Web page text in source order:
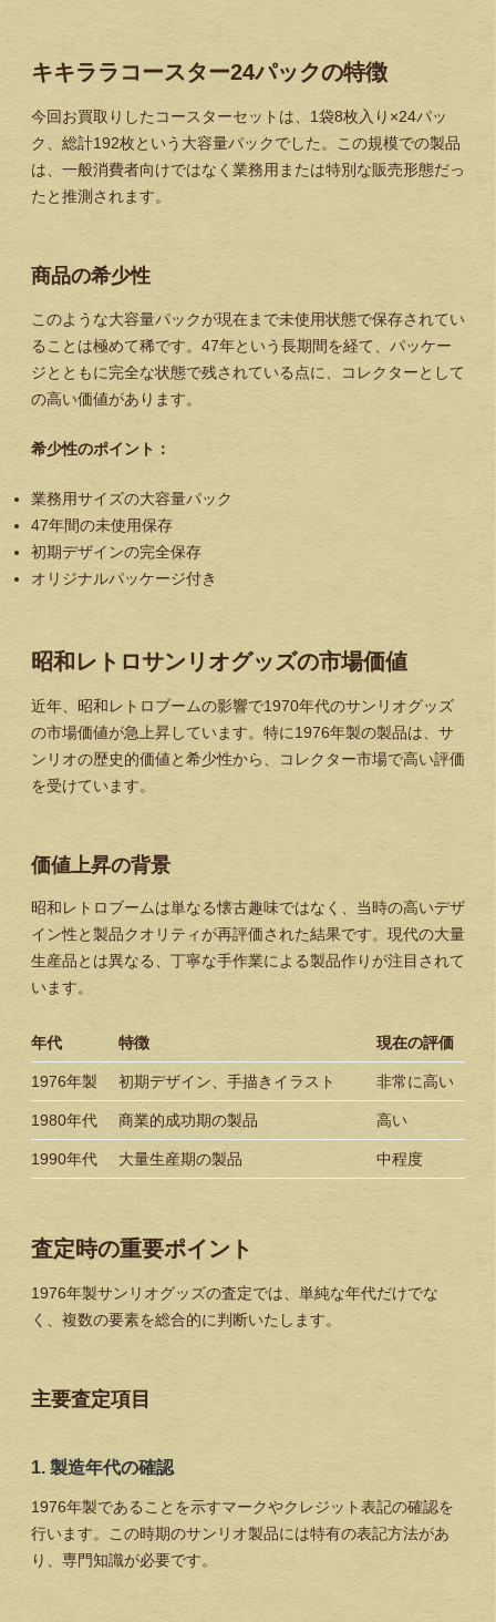
キキララコースター24パックの特徴
今回お買取りしたコースターセットは、1袋8枚入り×24パッ
ク、総計192枚という大容量パックでした。この規模での製品
は、一般消費者向けではなく業務用または特別な販売形態だっ
たと推測されます。
商品の希少性
このような大容量パックが現在まで未使用状態で保存されてい
ることは極めて稀です。47年という長期間を経て、パッケー
ジとともに完全な状態で残されている点に、コレクターとして
の高い価値があります。
希少性のポイント：
業務用サイズの大容量パック
47年間の未使用保存
初期デザインの完全保存
オリジナルパッケージ付き
昭和レトロサンリオグッズの市場価値
近年、昭和レトロブームの影響で1970年代のサンリオグッズ
の市場価値が急上昇しています。特に1976年製の製品は、サ
ンリオの歴史的価値と希少性から、コレクター市場で高い評価
を受けています。
価値上昇の背景
昭和レトロブームは単なる懐古趣味ではなく、当時の高いデザ
イン性と製品クオリティが再評価された結果です。現代の大量
生産品とは異なる、丁寧な手作業による製品作りが注目されて
います。
年代 特徴 現在の評価
1976年製 初期デザイン、手描きイラスト 非常に高い
1980年代 商業的成功期の製品 高い
1990年代 大量生産期の製品 中程度
査定時の重要ポイント
1976年製サンリオグッズの査定では、単純な年代だけでな
く、複数の要素を総合的に判断いたします。
主要査定項目
1. 製造年代の確認
1976年製であることを示すマークやクレジット表記の確認を
行います。この時期のサンリオ製品には特有の表記方法があ
り、専門知識が必要です。